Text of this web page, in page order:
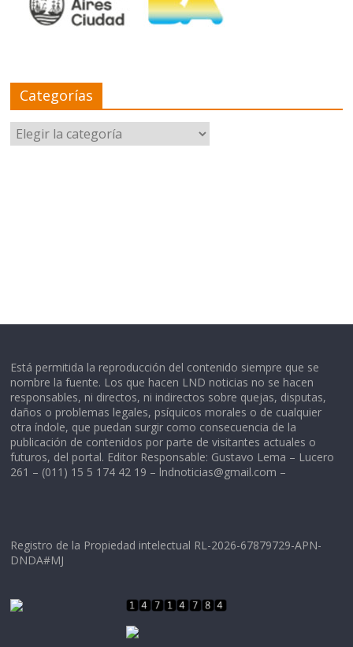
Categorías
Categorías
Está permitida la reproducción del contenido siempre que se
nombre la fuente. Los que hacen LND noticias no se hacen
responsables, ni directos, ni indirectos sobre quejas, disputas,
daños o problemas legales, psíquicos morales o de cualquier
otra índole, que puedan surgir como consecuencia de la
publicación de contenidos por parte de visitantes actuales o
futuros, del portal. Editor Responsable: Gustavo Lema – Lucero
261 – (011) 15 5 174 42 19 – lndnoticias@gmail.com –
Registro de la Propiedad intelectual RL-2026-67879729-APN-
DNDA#MJ